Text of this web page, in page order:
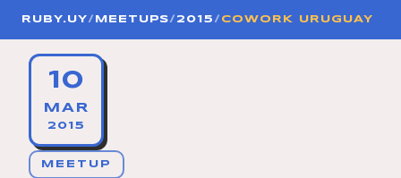
RUBY.UY/ MEETUPS/ 2015 / COWORK URUGUAY
10
MAR
2015
MEETUP